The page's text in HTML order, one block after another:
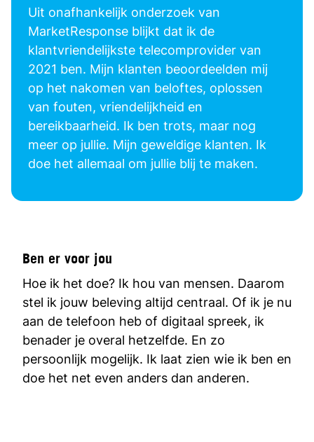
Uit onafhankelijk onderzoek van
MarketResponse blijkt dat ik de
klantvriendelijkste telecomprovider van
2021 ben. Mijn klanten beoordeelden mij
op het nakomen van beloftes, oplossen
van fouten, vriendelijkheid en
bereikbaarheid. Ik ben trots, maar nog
meer op jullie. Mijn geweldige klanten. Ik
doe het allemaal om jullie blij te maken.
Ben er voor jou
Hoe ik het doe? Ik hou van mensen. Daarom
stel ik jouw beleving altijd centraal. Of ik je nu
aan de telefoon heb of digitaal spreek, ik
benader je overal hetzelfde. En zo
persoonlijk mogelijk. Ik laat zien wie ik ben en
doe het net even anders dan anderen.